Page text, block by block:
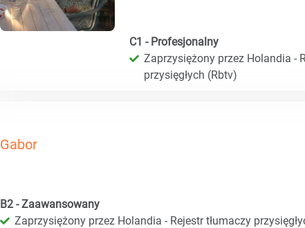
C1 - Profesjonalny
Zaprzysiężony przez Holandia -
przysięgłych (Rbtv)
Gabor
B2 - Zaawansowany
Zaprzysiężony przez Holandia - Rejestr tłumaczy